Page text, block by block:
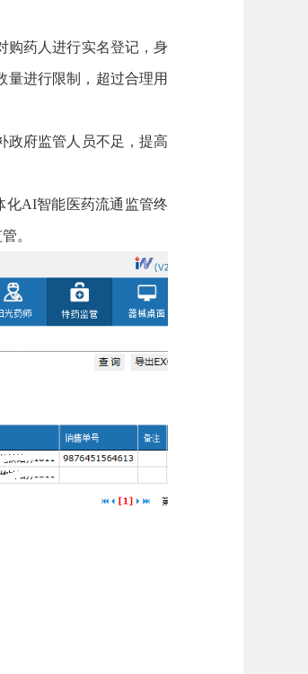
购药人进行实名登记，身
量进行限制，超过合理用
政府监管人员不足，提高
化AI智能医药流通监管终
。